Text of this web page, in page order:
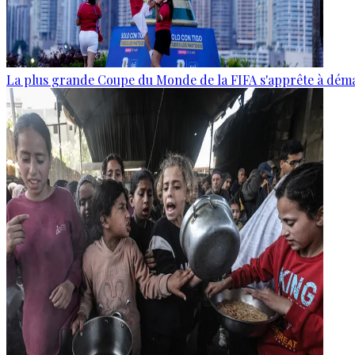
La plus grande Coupe du Monde de la FIFA s'apprête à